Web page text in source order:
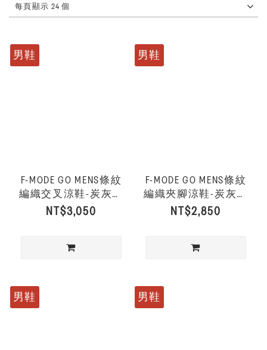
每頁顯示 24 個
男鞋
F-MODE GO MENS條紋
編織交叉涼鞋-炭灰混
色
NT$3,050
男鞋
F-MODE GO MENS條紋
編織夾腳涼鞋-炭灰混
色
NT$2,850
男鞋 男鞋